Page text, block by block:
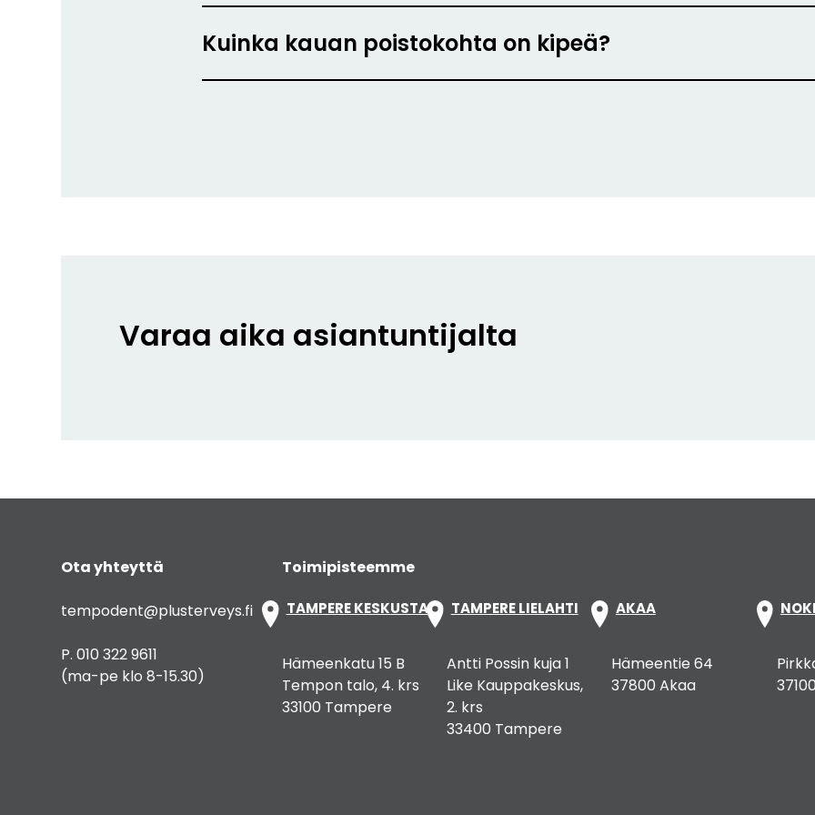
Kuinka kauan poistokohta on kipeä?
Varaa aika asiantuntijalta
Ota yhteyttä
tempodent@plusterveys.fi
P. 010 322 9611
(ma-pe klo 8-15.30)
Toimipisteemme
TAMPERE KESKUSTA
Hämeenkatu 15 B
Tempon talo, 4. krs
33100 Tampere
TAMPERE LIELAHTI
Antti Possin kuja 1
Like Kauppakeskus,
2. krs
33400 Tampere
AKAA
Hämeentie 64
37800 Akaa